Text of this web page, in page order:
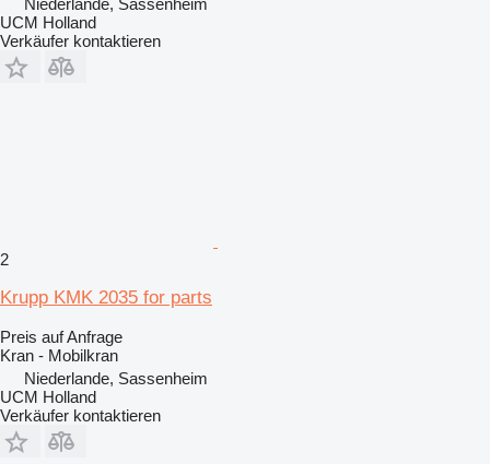
UCM Holland
Verkäufer kontaktieren
2
Krupp KMK 2035 for parts
Preis auf Anfrage
Kran - Mobilkran
Niederlande, Sassenheim
UCM Holland
Verkäufer kontaktieren